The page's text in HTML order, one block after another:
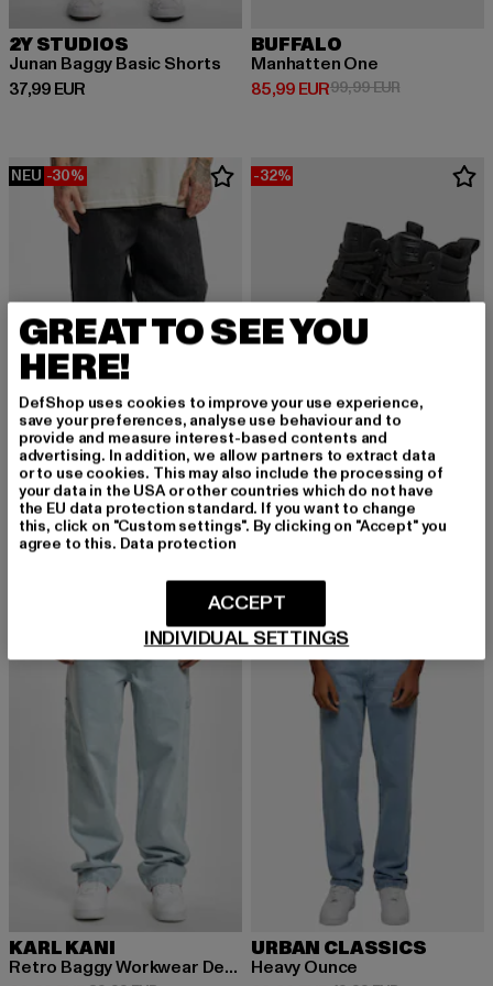
2Y STUDIOS
Junan Baggy Basic Shorts
37,99 EUR
Derzeitiger Preis: 37,99 EUR
BUFFALO
Manhatten One
85,99 EUR
Derzeitiger Preis: 85,99 EUR
99,99 EURAktionspreis:
NEU -30%
URBAN CLASSICS
90‘s
34,99 EUR
Derzeitiger Preis: 34,99 EUR
49,99 EURAktionspreis: 49,99 EUR
-32%
BUFFALO
ZANOS NC MID
KARL KANI
Retro Baggy Workwear Denim Loose Fit
-40%
URBAN CLASSICS
Heavy Ounce
GREAT TO SEE YOU
HERE!
DefShop uses cookies to improve your use experience,
save your preferences, analyse use behaviour and to
provide and measure interest-based contents and
advertising. In addition, we allow partners to extract data
or to use cookies. This may also include the processing of
your data in the USA or other countries which do not have
the EU data protection standard. If you want to change
this, click on "Custom settings". By clicking on "Accept" you
agree to this. Data protection
INDIVIDUAL SETTINGS
ACCEPT